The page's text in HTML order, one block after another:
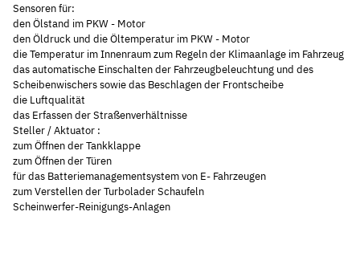
Sensoren für:
den Ölstand im PKW - Motor
den Öldruck und die Öltemperatur im PKW - Motor
die Temperatur im Innenraum zum Regeln der Klimaanlage im Fahrzeug
das automatische Einschalten der Fahrzeugbeleuchtung und des
Scheibenwischers sowie das Beschlagen der Frontscheibe
die Luftqualität
das Erfassen der Straßenverhältnisse
Steller / Aktuator :
zum Öffnen der Tankklappe
zum Öffnen der Türen
für das Batteriemanagementsystem von E- Fahrzeugen
zum Verstellen der Turbolader Schaufeln
Scheinwerfer-Reinigungs-Anlagen